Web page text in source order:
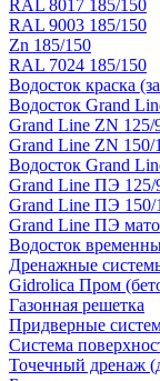
RAL 8017 185/150
RAL 9003 185/150
Zn 185/150
RAL 7024 185/150
Водосток краска
Водосток Grand
Grand Line ZN 125/
Grand Line ZN 150/
Водосток Grand
Grand Line ПЭ 125/
Grand Line ПЭ 150/
Grand Line ПЭ
Водосток
Дренажные
Gidrolica Пром
Газонная решетка
Придверные
Система
Точечный дренаж